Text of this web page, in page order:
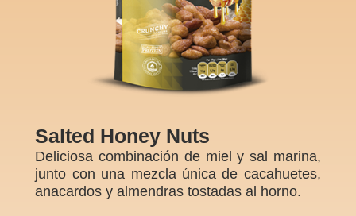
Salted Honey Nuts
Deliciosa combinación de miel y sal marina,
junto con una mezcla única de cacahuetes,
anacardos y almendras tostadas al horno.